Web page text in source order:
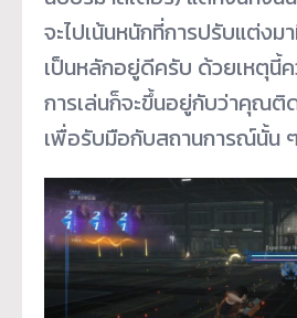
จะไปเน้นหนักที่การปรับแต่ง
เป็นหลักอยู่ดีครับ ด้วยเหตุนี้
การเล่นก็จะขึ้นอยู่กับว่าคุณติ
เพื่อรับมือกับสถานการณ์นั้น